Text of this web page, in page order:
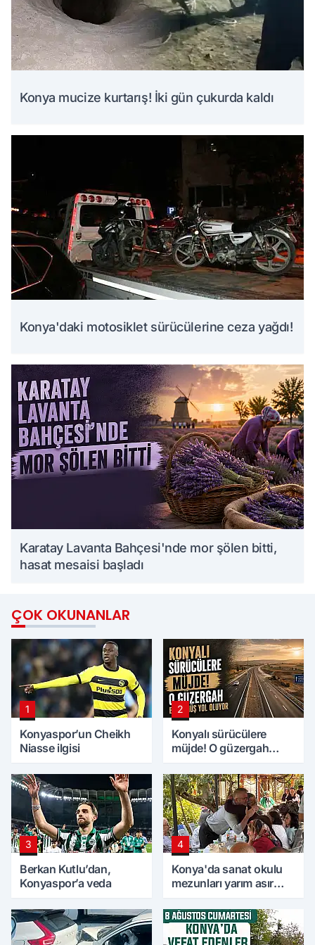
Konya mucize kurtarış! İki gün çukurda kaldı
Konya'daki motosiklet sürücülerine ceza yağdı!
Karatay Lavanta Bahçesi'nde mor şölen bitti,
hasat mesaisi başladı
ÇOK OKUNANLAR
1
Konyaspor’un Cheikh
Niasse ilgisi
2
Konyalı sürücülere
müjde! O güzergah
3
Berkan Kutlu’dan,
Konyaspor’a veda
4
Konya'da sanat okulu
mezunları yarım asır